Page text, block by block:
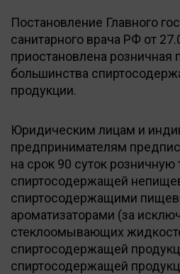
Постановление Главного
санитарного врача РФ от
приостановлена розничная
большинства
продукции.
Юридическим лицам и
предпринимателям
на срок 90 суток розничную
спиртосодержащей
спиртосодержащими
ароматизаторами (за
стеклоомывающих
спиртосодержащей
спиртосодержащей